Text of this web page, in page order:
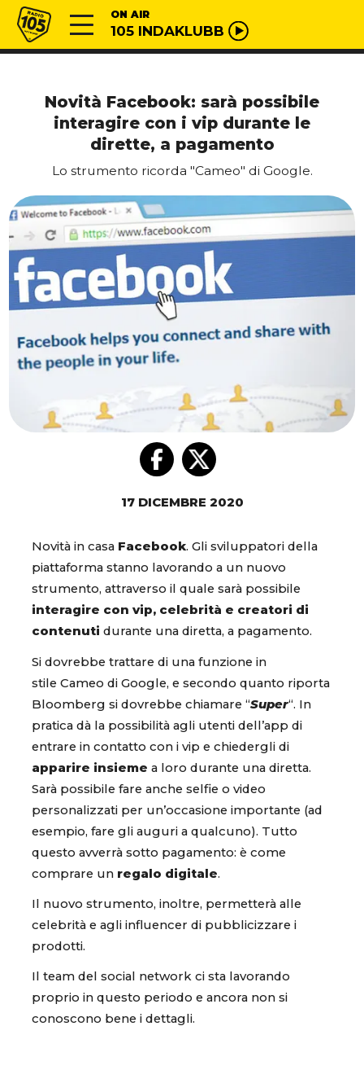
Vai al contenuto
Radio 105 ON AIR
105 INDAKLUBB
Novità Facebook: sarà possibile
interagire con i vip durante le
dirette, a pagamento
Lo strumento ricorda "Cameo" di Google.
17 DICEMBRE 2020
Novità in casa Facebook. Gli sviluppatori della
piattaforma stanno lavorando a un nuovo
strumento, attraverso il quale sarà possibile
interagire con vip, celebrità e creatori di
contenuti durante una diretta, a pagamento.
Si dovrebbe trattare di una funzione in
stile Cameo di Google, e secondo quanto riporta
Bloomberg si dovrebbe chiamare “Super“. In
pratica dà la possibilità agli utenti dell’app di
entrare in contatto con i vip e chiedergli di
apparire insieme a loro durante una diretta.
Sarà possibile fare anche selfie o video
personalizzati per un’occasione importante (ad
esempio, fare gli auguri a qualcuno). Tutto
questo avverrà sotto pagamento: è come
comprare un regalo digitale.
Il nuovo strumento, inoltre, permetterà alle
celebrità e agli influencer di pubblicizzare i
prodotti.
Il team del social network ci sta lavorando
proprio in questo periodo e ancora non si
conoscono bene i dettagli.